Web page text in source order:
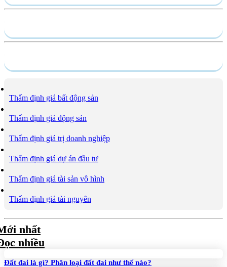
Thẩm định giá bất động sản
Thẩm định giá động sản
Thẩm định giá trị doanh nghiệp
Thẩm định giá dự án đầu tư
Thẩm định giá tài sản vô hình
Thẩm định giá tài nguyên
nhất
nhiều
Đất đai là gì? Phân loại đất đai như thế nào?